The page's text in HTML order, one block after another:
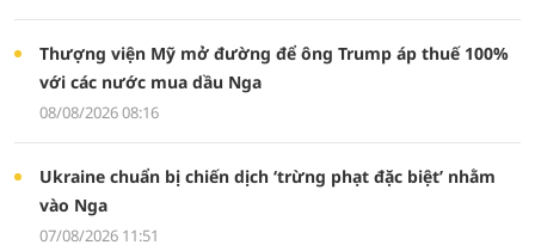
Thượng viện Mỹ mở đường để ông Trump áp thuế 100%
với các nước mua dầu Nga
08/08/2026 08:16
Ukraine chuẩn bị chiến dịch ‘trừng phạt đặc biệt’ nhằm
vào Nga
07/08/2026 11:51